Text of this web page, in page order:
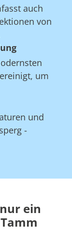
auch
von
um
und
-
ein